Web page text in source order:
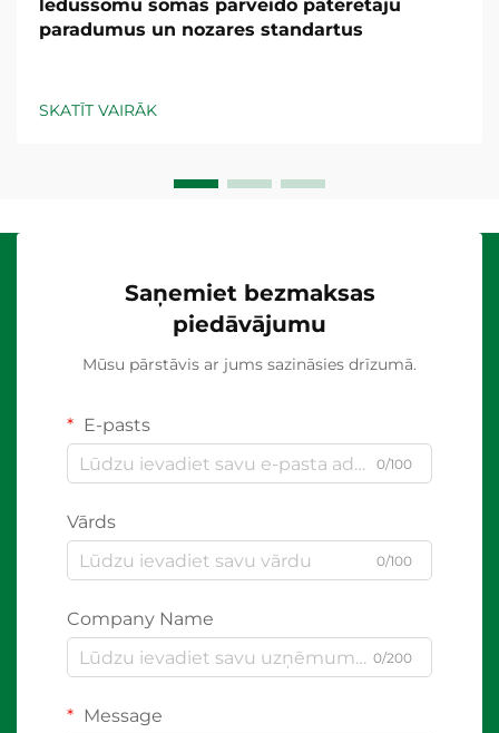
ledussomu somas pārveido patērētāju
paradumus un nozares standartus
SKATĪT VAIRĀK
Saņemiet bezmaksas
piedāvājumu
Mūsu pārstāvis ar jums sazināsies drīzumā.
E-pasts
0/100
Vārds
0/100
Company Name
0/200
Message